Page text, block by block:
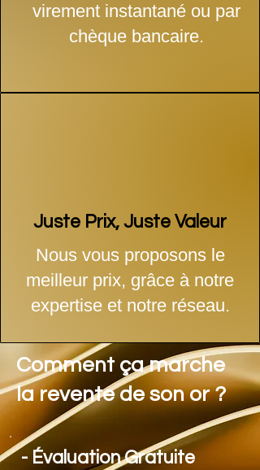
virement instantané ou par
chèque bancaire.
Juste Prix, Juste Valeur
Nous vous proposons le
meilleur prix, grâce à notre
expertise et notre réseau.
Comment ça marche
la revente de son or ?
- Évaluation Gratuite